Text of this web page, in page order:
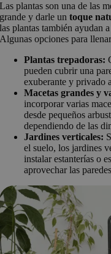
Las plantas son una de las
grande y darle untoque
las plantas también ayudan
Algunas opciones para
Plantas trepadoras:
pueden cubrir una
exuberante y privado
Macetas grandes y
incorporar varias
desde pequeños
dependiendo de las
Jardines verticales:
el suelo, los jardines
instalar estanterías o
aprovechar las